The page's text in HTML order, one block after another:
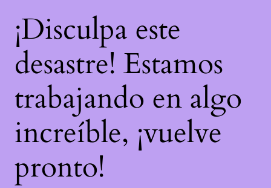
¡Disculpa este
desastre! Estamos
trabajando en algo
increíble, ¡vuelve
pronto!